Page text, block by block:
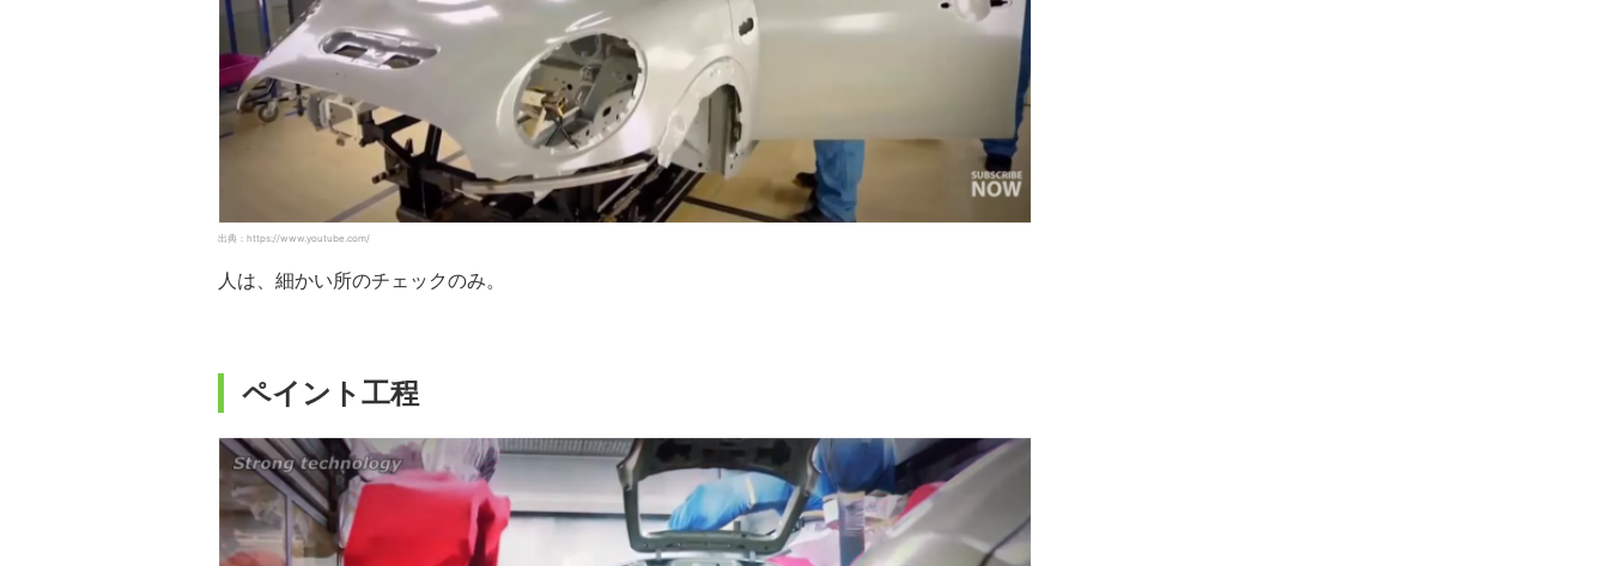
出典：https://www.youtube.com/
人は、細かい所のチェックのみ。
ペイント工程